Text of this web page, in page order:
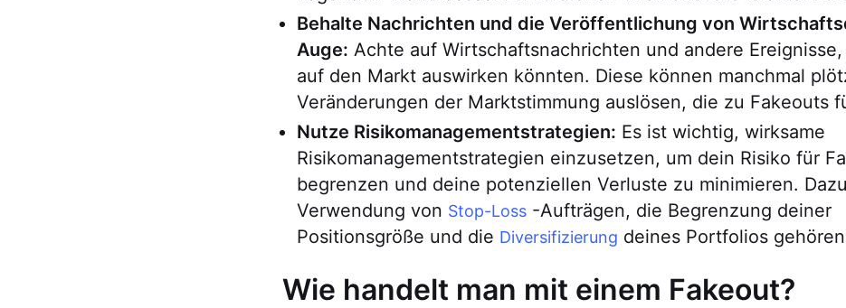
Behalte Nachrichten und die Veröffentlichung von
Auge: Achte auf Wirtschaftsnachrichten und andere
auf den Markt auswirken könnten. Diese können manchmal
Veränderungen der Marktstimmung auslösen, die zu Fakeouts
Nutze Risikomanagementstrategien: Es ist wichtig, wirksame
Risikomanagementstrategien einzusetzen, um dein Risiko für
begrenzen und deine potenziellen Verluste zu minimieren.
Verwendung von Stop-Loss -Aufträgen, die Begrenzung deiner
Positionsgröße und die Diversifizierung deines Portfolios
Wie handelt man mit einem Fakeout?